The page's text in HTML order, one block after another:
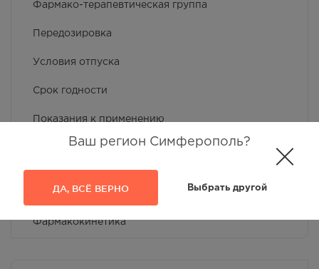
Ваш регион Симферополь?
ДА, ВСЁ ВЕРНО Выбрать другой
Фармако-терапевтическая группа
Передозировка
Условия отпуска
Срок годности
Показания к применению
Побочное действие
грудью
Фармакокинетика